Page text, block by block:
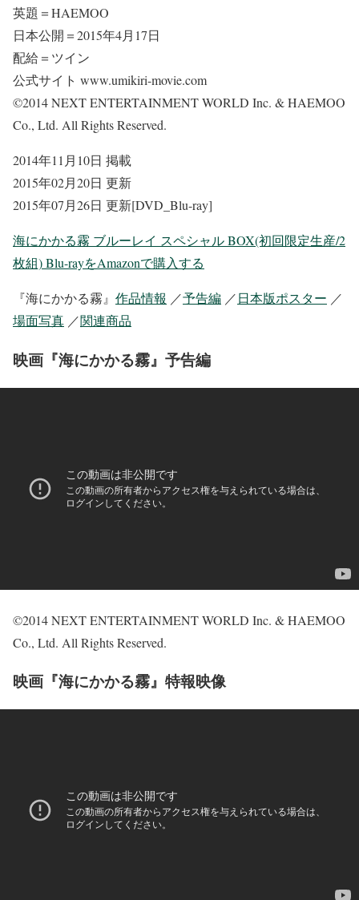
英題＝HAEMOO
日本公開＝2015年4月17日
配給＝ツイン
公式サイト www.umikiri-movie.com
©2014 NEXT ENTERTAINMENT WORLD Inc. & HAEMOO
Co., Ltd. All Rights Reserved.
2014年11月10日 掲載
2015年02月20日 更新
2015年07月26日 更新[DVD_Blu-ray]
海にかかる霧 ブルーレイ スペシャル BOX(初回限定生産/2
枚組) Blu-rayをAmazonで購入する
『海にかかる霧』 作品情報 ／予告編 ／日本版ポスター ／
場面写真 ／関連商品
映画『海にかかる霧』予告編
©2014 NEXT ENTERTAINMENT WORLD Inc. & HAEMOO
Co., Ltd. All Rights Reserved.
映画『海にかかる霧』特報映像